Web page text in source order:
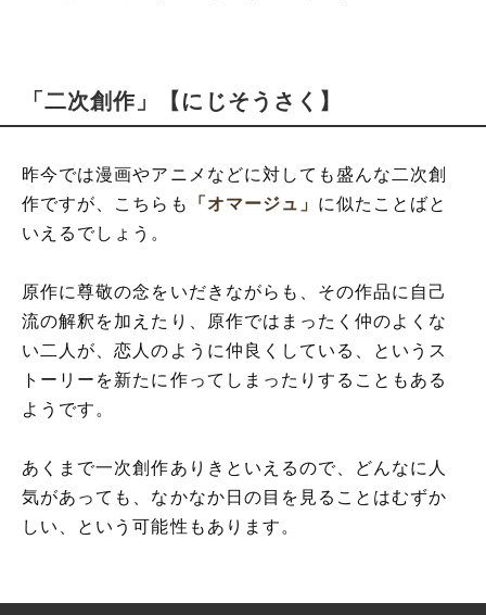
「二次創作」【にじそうさく】
昨今では漫画やアニメなどに対しても盛んな二次創
作ですが、こちらも
「オマージュ」 に似たことばと
いえるでしょう。
原作に尊敬の念をいだきながらも、その作品に自己
流の解釈を加えたり、原作ではまったく仲のよくな
い二人が、恋人のように仲良くしている、というス
トーリーを新たに作ってしまったりすることもある
ようです。
あくまで一次創作ありきといえるので、どんなに人
気があっても、なかなか日の目を見ることはむずか
しい、という可能性もあります。